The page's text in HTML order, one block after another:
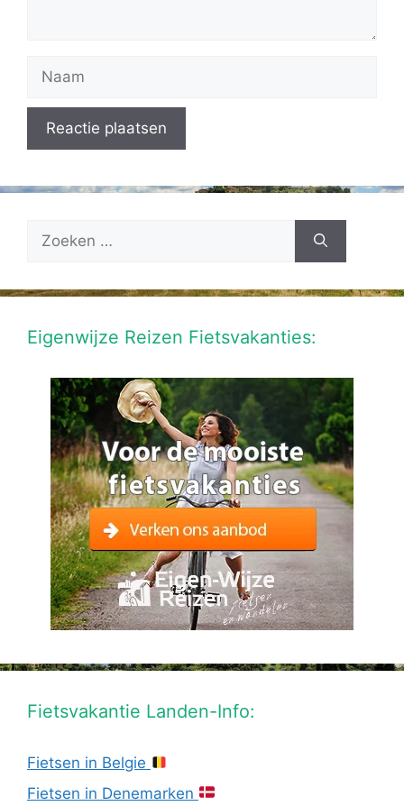
Naam
Zoek
Eigenwijze Reizen Fietsvakanties:
Fietsvakantie Landen-Info:
Fietsen in Belgie
Fietsen in Denemarken